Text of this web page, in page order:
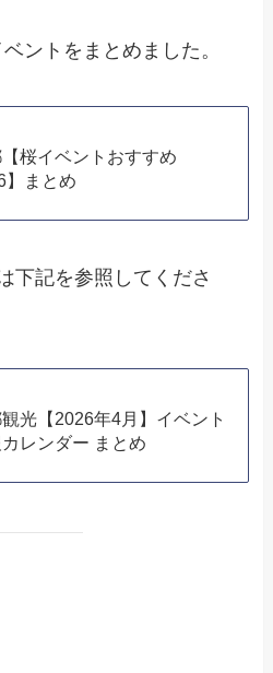
ントをまとめました。
桜イベントおすすめ
】まとめ
下記を参照してくださ
光【2026年4月】イベント
レンダー まとめ